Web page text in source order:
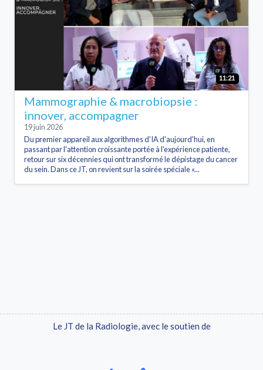
11:21
Mammographie & macrobiopsie :
innover, accompagner
19 juin 2026
Du premier appareil aux algorithmes d'IA d'aujourd'hui, en
passant par l'attention croissante portée à l'expérience patiente,
retour sur six décennies qui ont transformé le dépistage du cancer
du sein. Dans ce JT, on revient sur la soirée spéciale «...
Le JT de la Radiologie, avec le soutien de